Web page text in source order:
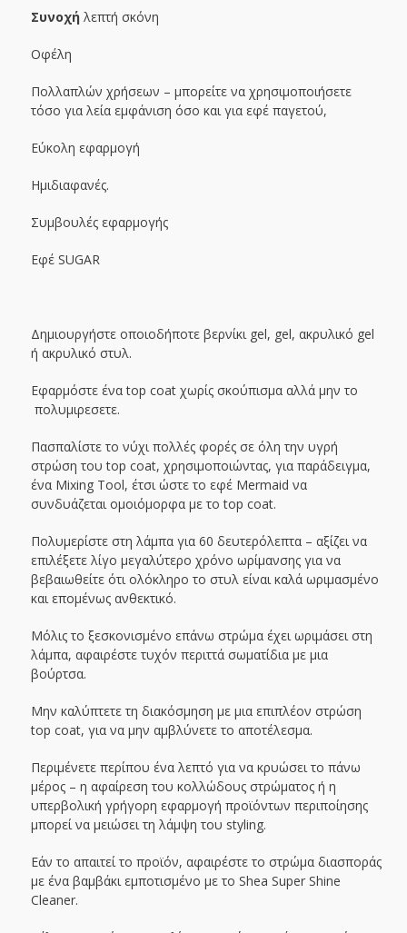
Συνοχήλεπτή σκόνη
Οφέλη
Πολλαπλών χρήσεων – μπορείτε να χρησιμοποιήσετε
τόσο για λεία εμφάνιση όσο και για εφέ παγετού,
Εύκολη εφαρμογή
Ημιδιαφανές.
Συμβουλές εφαρμογής
Εφέ SUGAR
Δημιουργήστε οποιοδήποτε βερνίκι gel, gel, ακρυλικό gel
ή ακρυλικό στυλ.
Εφαρμόστε ένα top coat χωρίς σκούπισμα αλλά μην το
πολυμιρεσετε.
Πασπαλίστε το νύχι πολλές φορές σε όλη την υγρή
στρώση του top coat, χρησιμοποιώντας, για παράδειγμα,
ένα Mixing Tool, έτσι ώστε το εφέ Mermaid να
συνδυάζεται ομοιόμορφα με το top coat.
Πολυμερίστε στη λάμπα για 60 δευτερόλεπτα – αξίζει να
επιλέξετε λίγο μεγαλύτερο χρόνο ωρίμανσης για να
βεβαιωθείτε ότι ολόκληρο το στυλ είναι καλά ωριμασμένο
και επομένως ανθεκτικό.
Μόλις το ξεσκονισμένο επάνω στρώμα έχει ωριμάσει στη
λάμπα, αφαιρέστε τυχόν περιττά σωματίδια με μια
βούρτσα.
Μην καλύπτετε τη διακόσμηση με μια επιπλέον στρώση
top coat, για να μην αμβλύνετε το αποτέλεσμα.
Περιμένετε περίπου ένα λεπτό για να κρυώσει το πάνω
μέρος – η αφαίρεση του κολλώδους στρώματος ή η
υπερβολική γρήγορη εφαρμογή προϊόντων περιποίησης
μπορεί να μειώσει τη λάμψη του styling.
Εάν το απαιτεί το προϊόν, αφαιρέστε το στρώμα διασποράς
με ένα βαμβάκι εμποτισμένο με το Shea Super Shine
Cleaner.